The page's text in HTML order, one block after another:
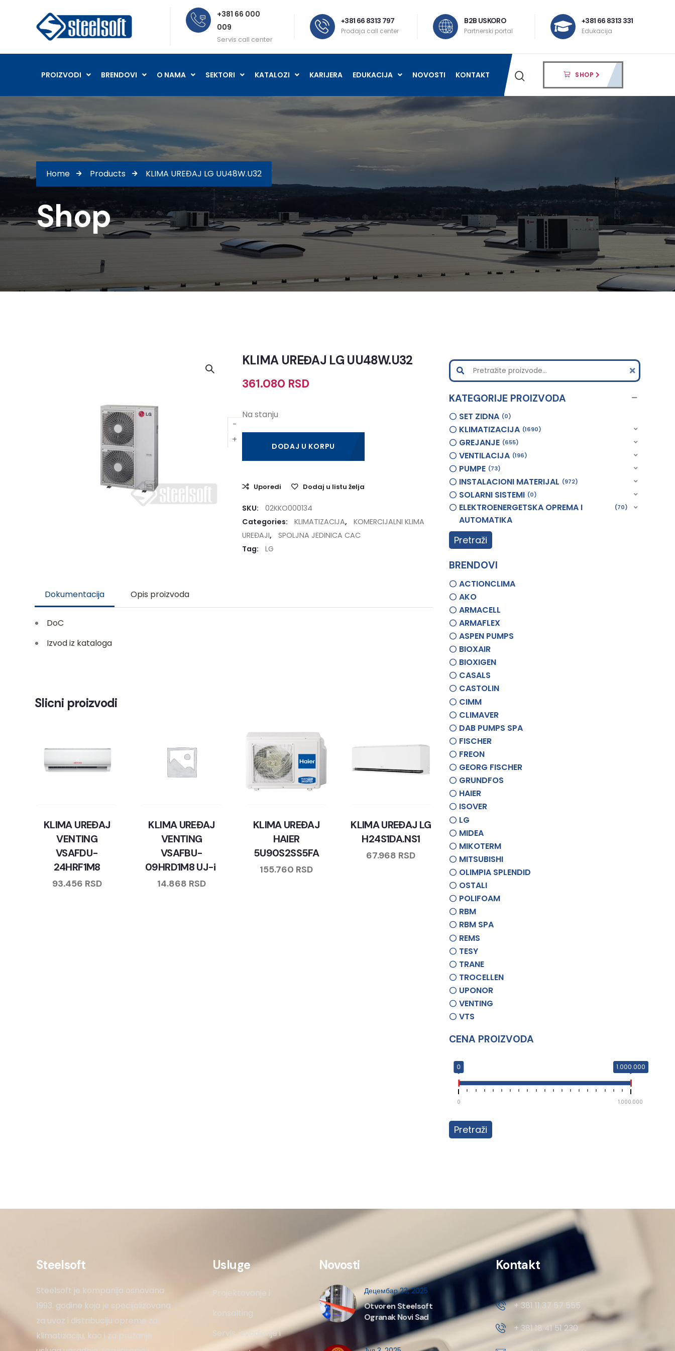
+381 66 000
009
Servis call center
+381 66 8313 797
Prodaja call center
B2B USKORO
Partnerski portal
+381 66 8313 331
Edukacija
PROIZVODI BRENDOVI O NAMA SEKTORI KATALOZI KARIJERA EDUKACIJA NOVOSTI KONTAKT SHOP
Home Products KLIMA UREĐAJ LG UU48W.U32
Shop
KLIMA UREĐAJ LG UU48W.U32
361.080 RSD
Na stanju
DODAJ U KORPU
Uporedi Dodaj u listu želja
SKU:
02KKO000134
Categories:
KLIMATIZACIJA,
KOMERCIJALNI KLIMA
UREĐAJI,
SPOLJNA JEDINICA CAC
Tag:
LG
Dokumentacija Opis proizvoda
DoC
Izvod iz kataloga
Slicni proizvodi
KLIMA UREĐAJ
VENTING
VSAFDU-
24HRF1M8
93.456 RSD
KLIMA UREĐAJ
VENTING
VSAFBU-
09HRD1M8 UJ-i
14.868 RSD
KLIMA UREĐAJ
HAIER
5U90S2SS5FA
155.760 RSD
KLIMA UREĐAJ LG
H24S1DA.NS1
67.968 RSD
KATEGORIJE PROIZVODA
SET ZIDNA 0
KLIMATIZACIJA 1690
GREJANJE 655
VENTILACIJA 196
PUMPE 73
INSTALACIONI MATERIJAL 972
SOLARNI SISTEMI 0
ELEKTROENERGETSKA OPREMA I
AUTOMATIKA
70
Pretraži
BRENDOVI
ACTIONCLIMA
AKO
ARMACELL
ARMAFLEX
ASPEN PUMPS
BIOXAIR
BIOXIGEN
CASALS
CASTOLIN
CIMM
CLIMAVER
DAB PUMPS SPA
FISCHER
FREON
GEORG FISCHER
GRUNDFOS
HAIER
ISOVER
LG
MIDEA
MIKOTERM
MITSUBISHI
OLIMPIA SPLENDID
OSTALI
POLIFOAM
RBM
RBM SPA
REMS
TESY
TRANE
TROCELLEN
UPONOR
VENTING
VTS
CENA PROIZVODA
0 1.000.000
0 1.000.000
Pretraži
Steelsoft
Steelsoft je kompanija osnovana
1993. godine koja je specijalizovana
za uvoz i distribuciju opreme za
klimatizaciju, kao i za pružanje
Usluge
Projektovanje i
konsalting
Servis, izvodjenje i
Novosti
Децембар 23, 2025
Otvoren Steelsoft
Ogranak Novi Sad
Kontakt
+ 381 11 37 57 555
+ 381 18 41 51 230